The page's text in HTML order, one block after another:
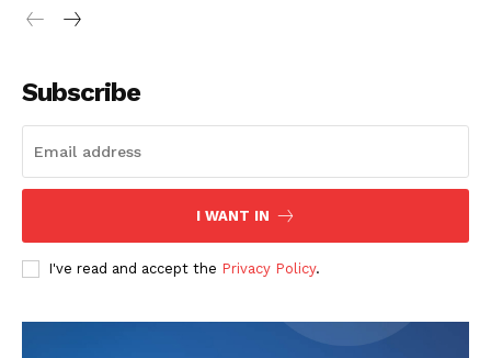
Subscribe
I WANT IN
I've read and accept the Privacy Policy.